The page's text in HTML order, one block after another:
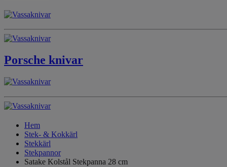
Porsche knivar
Hem
Stek- & Kokkärl
Stekkärl
Stekpannor
Satake Kolstål Stekpanna 28 cm